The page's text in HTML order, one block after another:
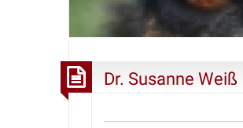
Dr. Susanne Weiß